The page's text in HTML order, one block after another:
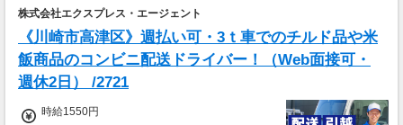
株式会社エクスプレス・エージェント
《川崎市高津区》週払い可・3ｔ車でのチルド品や米
飯商品のコンビニ配送ドライバー！（Web面接可・
週休2日） /2721
時給1550円